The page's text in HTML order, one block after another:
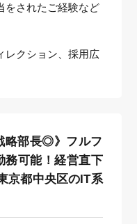
をされたご経験など
レクション、採用広
略部長◎》フルフ
務可能！経営直下
京都中央区のIT系